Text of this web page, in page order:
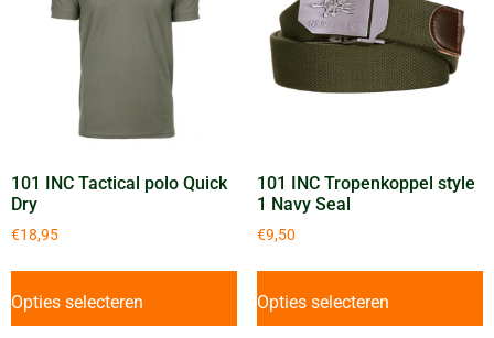
101 INC Tactical polo Quick
Dry
€18,95
Opties selecteren
101 INC Tropenkoppel style
1 Navy Seal
€9,50
Opties selecteren